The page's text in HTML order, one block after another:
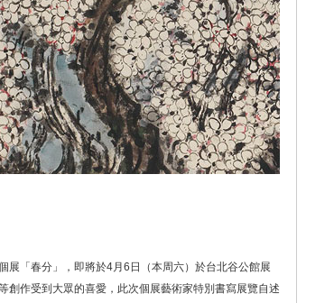
展「春分」，即將於4月6日（本周六）於台北谷公館展
創作受到大眾的喜愛，此次個展藝術家特別書寫展覽自述